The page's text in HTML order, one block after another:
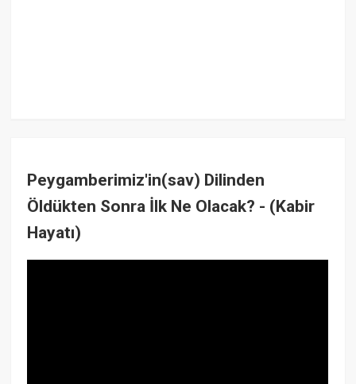
Peygamberimiz'in(sav) Dilinden
Öldükten Sonra İlk Ne Olacak? - (Kabir
Hayatı)